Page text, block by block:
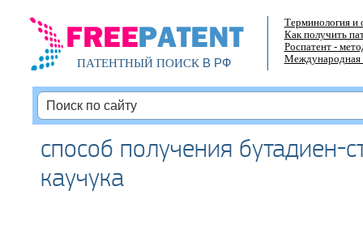
ПАТЕНТНЫЙ ПОИСКВ РФ
Терминология и
Как получить
Роспатент -
Международная
способ получения бутадиен-
каучука